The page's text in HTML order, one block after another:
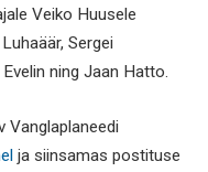
Veiko Huusele
Sergei
ning Jaan Hatto.
Vanglaplaneedi
ja siinsamas postituse